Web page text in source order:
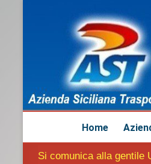
Home
Si comunica alla gentile